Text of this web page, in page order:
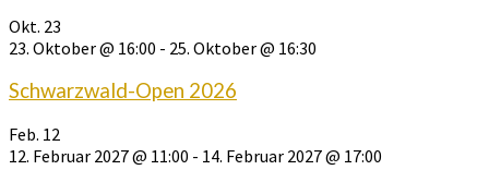
Okt. 23
23. Oktober @ 16:00 - 25. Oktober @ 16:30
Schwarzwald-Open 2026
Feb. 12
12. Februar 2027 @ 11:00 - 14. Februar 2027 @ 17:00